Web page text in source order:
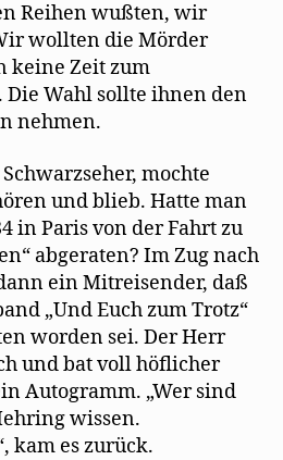
Reihen wußten, wir
wollten die Mörder
keine Zeit zum
Die Wahl sollte ihnen den
nehmen.
mochte
und blieb. Hatte man
in Paris von der Fahrt zu
abgeraten? Im Zug nach
ein Mitreisender, daß
„Und Euch zum Trotz“
worden sei. Der Herr
und bat voll höflicher
Autogramm. „Wer sind
wissen.
kam es zurück.